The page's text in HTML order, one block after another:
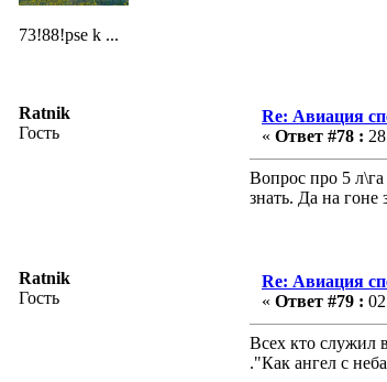
73!88!pse k ...
Ratnik
Гость
Re: Авиация
« Ответ #78 :
Вопрос про 5
знать. Да на
Ratnik
Гость
Re: Авиация
« Ответ #79 :
Всех кто
."Как ангел с